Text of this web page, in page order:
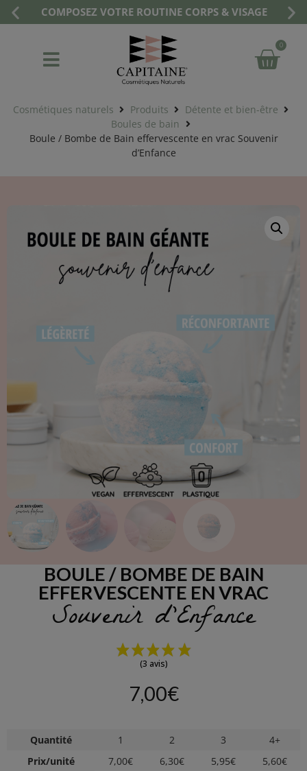
COMPOSEZ VOTRE ROUTINE CORPS & VISAGE
0
Cosmétiques naturels Produits
Détente et bien-être
Boules de bain
Boule / Bombe de Bain effervescente en vrac Souvenir
d’Enfance
BOULE / BOMBE DE BAIN
EFFERVESCENTE EN VRAC
Souvenir d’Enfance
(3 avis)
7,00€
Quantité 1 2 3
4+
Prix/unité
7,00€ 6,30€ 5,95€ 5,60€